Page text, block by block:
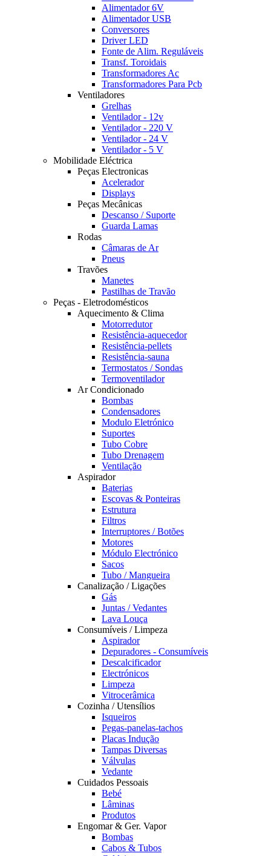
Alimentador 6V
Alimentador USB
Conversores
Driver LED
Fonte de Alim. Reguláveis
Transf. Toroidais
Transformadores Ac
Transformadores Para Pcb
Ventiladores
Grelhas
Ventilador - 12v
Ventilador - 220 V
Ventilador - 24 V
Ventilador - 5 V
Mobilidade Eléctrica
Peças Electronicas
Acelerador
Displays
Peças Mecânicas
Descanso / Suporte
Guarda Lamas
Rodas
Câmaras de Ar
Pneus
Travões
Manetes
Pastilhas de Travão
Peças - Eletrodomésticos
Aquecimento & Clima
Motorredutor
Resistência-aquecedor
Resistência-pellets
Resistência-sauna
Termostatos / Sondas
Termoventilador
Ar Condicionado
Bombas
Condensadores
Modulo Eletrónico
Suportes
Tubo Cobre
Tubo Drenagem
Ventilação
Aspirador
Baterias
Escovas & Ponteiras
Estrutura
Filtros
Interruptores / Botões
Motores
Módulo Electrónico
Sacos
Tubo / Mangueira
Canalização / Ligações
Gás
Juntas / Vedantes
Lava Louça
Consumíveis / Limpeza
Aspirador
Depuradores - Consumíveis
Descalcificador
Electrónicos
Limpeza
Vitrocerâmica
Cozinha / Utensílios
Isqueiros
Pegas-panelas-tachos
Placas Indução
Tampas Diversas
Válvulas
Vedante
Cuidados Pessoais
Bebé
Lâminas
Produtos
Engomar & Ger. Vapor
Bombas
Cabos & Tubos